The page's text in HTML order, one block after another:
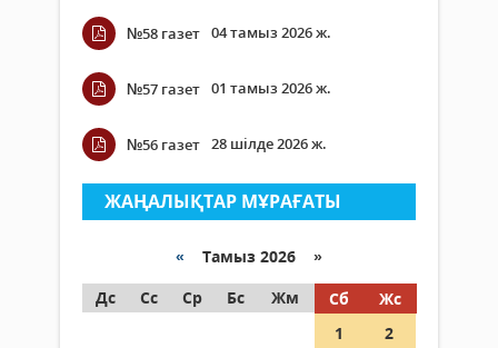
№58 газет 04 тамыз 2026 ж.
№57 газет 01 тамыз 2026 ж.
№56 газет 28 шілде 2026 ж.
ЖАҢАЛЫҚТАР МҰРАҒАТЫ
« Тамыз 2026 »
Дс
Сс Ср Бс Жм Сб
Жс
1
2